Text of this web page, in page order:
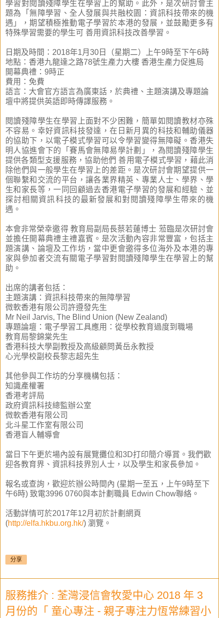
學習對閱讀殘障學生在學習上的幫助。此外， 是次研討會主
題為「無障學習、全人發展與共融校園：資訊科技帶來的機
遇」，期望積極推動電子學習於本港的發展，並鼓勵更多有
特殊學習需要的學生可 善用資訊科技改善學習。
日期及時間：2018年1月30日（星期二）上午9時至下午6時
地點：香港九龍達之路78號生產力大樓 香港生產力促進局
開幕典禮：9時正
費用：免費
語言：大會官方語言為廣東話，於典禮、主題演講及專題論
壇中將提供英語即時傳譯服務。
閱讀殘障學生在學習上面對不少困難，簡單如閱讀教材亦殊
不容易。幸好資訊科技發達，在日新月異的科技和輔助儀器
的協助下，以電子模式學習可以令學習變得無障礙。香港失
明人協進會下的「賽馬會無障易學計劃」，為閱讀殘障學生
提供各類型支援服務，協助他們 善用電子模式學習，藉此消
除他們與一般學生在學習上的差距。是次研討會期望提供一
個聯繫和交流的平台，讓各業界精英、專業人士、學界、學
生和家長等，一同回顧過去香港電子學習的發展和經驗、並
探討相關資訊科技的最新發展和對閱讀殘障學生帶來的機
遇。
本會非常榮幸邀得 教育局副局長蔡若蓮博士 蒞臨是次研討會
並擔任開幕典禮主禮嘉賓。是次活動內容非常豐富，包括主
題演講、論壇及工作坊，當中更會邀得多位海外及本港的專
家與參加者交流有關電子學習對閱讀殘障學生在學習上的幫
助。
出席的講者包括：
主題演講：資訊科技帶來的無障學習
微軟香港有限公司許遵發先生
Mr Neil Jarvis, The Blind Union (New Zealand)
專題論壇：電子學習工具應用：從學校教育過度到職場
教育局黎錦棠先生
香港科技大學副教授及高級顧問黃岳永教授
心光學校副校長黎志超先生
其他參與工作坊的分享機構包括：
知識產權署
香港考評局
政府資訊科技總監辦公室
微軟香港有限公司
北斗星工作室有限公司
香港盲人輔導會
當日下午更於場內設有展覽攤位和3D打印簡介導賞。我們歡
迎各教育界、資訊科技界別人士，以及學生和家長參加。
報名或查詢，歡迎於辦公時間內 (星期一至五，上午9時至下
午6時) 致電3996 0760與本計劃職員 Edwin Chow聯絡。
活動詳情可於2017年12月初於計劃網頁
(http://elfa.hkbu.org.hk/) 瀏覽。
分享
服務推介 : 荃灣浸信會牧愛中心 2018 年 3
月份的「 童心專注 - 親子專注力恆常練習小